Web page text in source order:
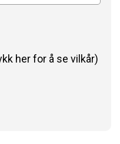
her for å se vilkår)